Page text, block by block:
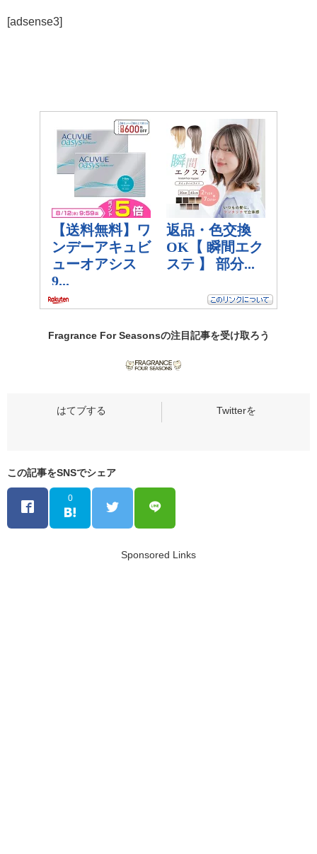
[adsense3]
Fragrance For Seasonsの注目記事を受け取ろう
この記事をSNSでシェア
0
Sponsored Links